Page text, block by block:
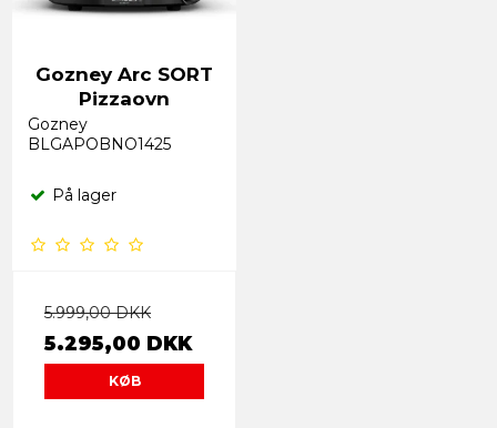
Gozney Arc SORT
Pizzaovn
Gozney
BLGAPOBNO1425
På lager
5.999,00 DKK
5.295,00 DKK
KØB